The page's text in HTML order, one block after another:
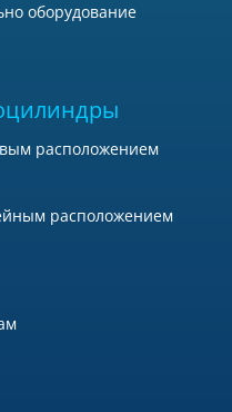
оборудование
расположением
расположением